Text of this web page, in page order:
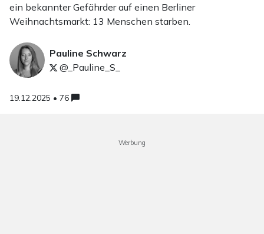
ein bekannter Gefährder auf einen Berliner
Weihnachtsmarkt: 13 Menschen starben.
Pauline Schwarz
@_Pauline_S_
19.12.2025 • 76
Werbung